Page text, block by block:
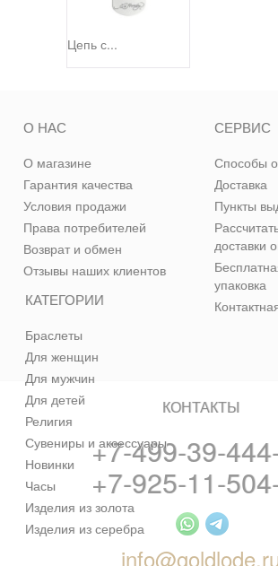
Цепь с...
КАТЕГОРИИ
Браслеты
Для женщин
Для мужчин
Для детей
Религия
Сувениры и аксессуары
Новинки
Часы
Изделия из золота
Изделия из серебра
О НАС
О магазине
Гарантия качества
Условия продажи
Права потребителей
Возврат и обмен
Отзывы наших клиентов
СЕРВИС
Способы
Доставка
Пункты
доставки
упаковка
КОНТАКТЫ
+7-499-39-
+7-925-11-